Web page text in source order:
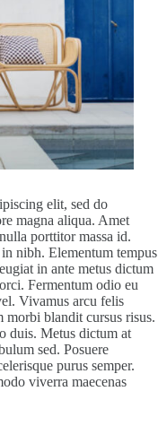
elit, sed do
magna aliqua. Amet
porttitor massa id.
nibh. Elementum tempus
in ante metus dictum
Fermentum odio eu
Vivamus arcu felis
morbi blandit cursus risus.
duis. Metus dictum at
sed. Posuere
purus semper.
viverra maecenas